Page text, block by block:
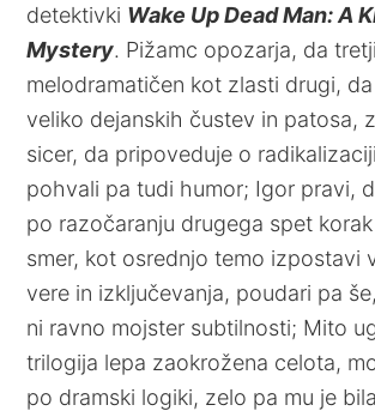
detektivki Wake Up Dead Man: A
Mystery. Pižamc opozarja, da
melodramatičen kot zlasti drugi,
veliko dejanskih čustev in patosa,
sicer, da pripoveduje o
pohvali pa tudi humor; Igor pravi,
po razočaranju drugega spet
smer, kot osrednjo temo izpostavi
vere in izključevanja, poudari pa
ni ravno mojster subtilnosti; Mito
trilogija lepa zaokrožena celota,
po dramski logiki, zelo pa mu je